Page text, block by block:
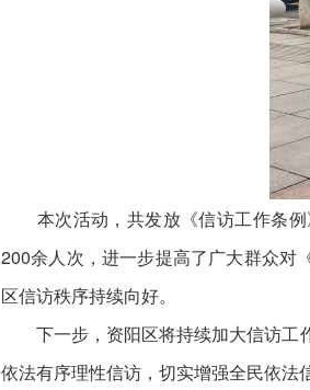
本次活动，共发放《信访工作条例
200余人次，进一步提高了广大群众对
区信访秩序持续向好。
下一步，资阳区将持续加大信访工
依法有序理性信访，切实增强全民依法